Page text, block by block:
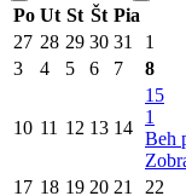
Po Ut St Št Pia
27 28 29 30 31 1
3
4 5 6 7 8
10 11 12 13 14
15
1
Beh
17 18 19 20 21 22